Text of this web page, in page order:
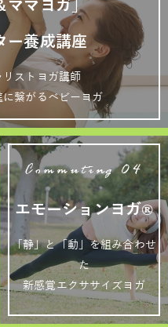
ママヨガ」
ー養成講座
ストヨガ講師
繋がるベビーヨガ
Commuting 04
エモーションヨガ®
「静」と「動」を組み合わせ
た
新感覚エクササイズヨガ